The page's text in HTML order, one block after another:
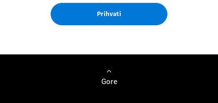
Prihvati
Gore